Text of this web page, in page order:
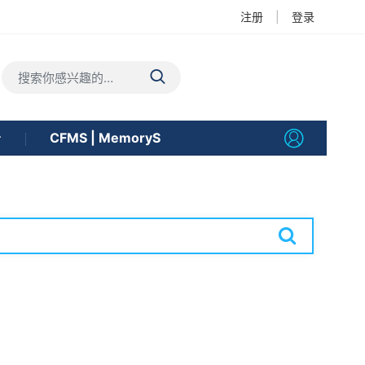
注册 登录
CFMS | MemoryS